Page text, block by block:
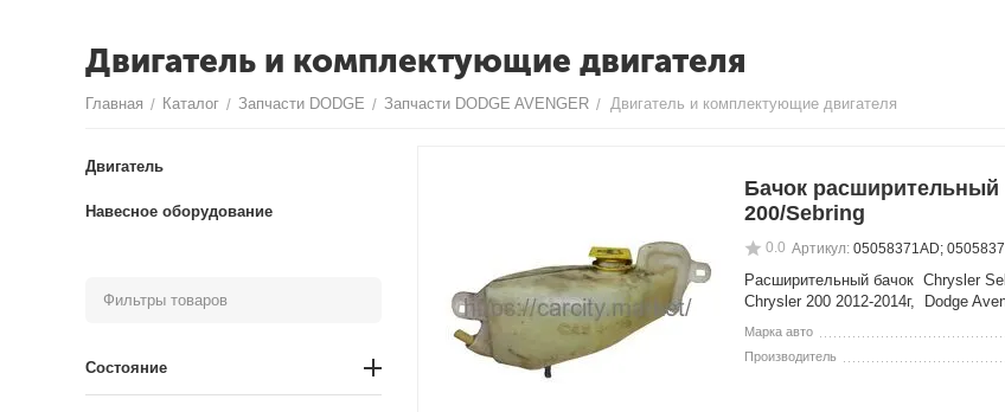
Двигатель и комплектующие двигателя
Главная / Каталог / Запчасти DODGE / Запчасти DODGE AVENGER / Двигатель и комплектующие двигателя
Бачок расширительный
200/Sebring
0.0 Артикул: 05058371AD;
Расширительный бачок Chrysler
Chrysler 200 2012-2014г, Dodge
Марка авто
Производитель
Двигатель
Навесное оборудование
Фильтры товаров
Состояние